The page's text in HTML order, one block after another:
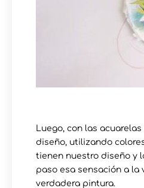
Luego, con las
diseño, utilizando
tienen nuestro diseño y
paso esa sensación a la
verdadera pintura.